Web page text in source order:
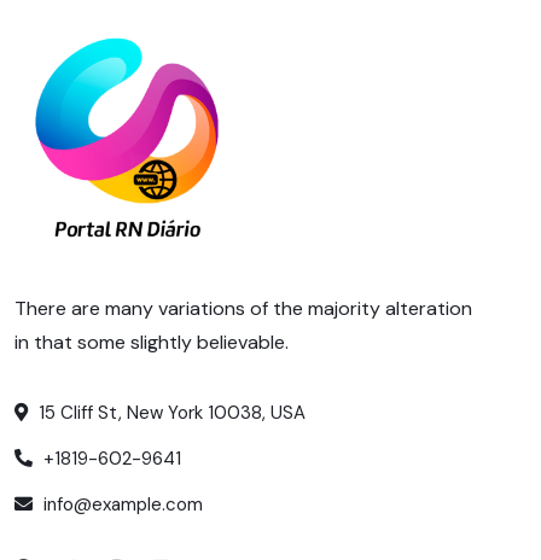
There are many variations of the majority alteration
in that some slightly believable.
15 Cliff St, New York 10038, USA
+1819-602-9641
info@example.com